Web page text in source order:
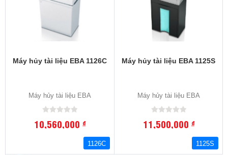
Máy hủy tài liệu EBA 1126C
Máy hủy tài liệu EBA
10,560,000đ
1126C
Máy hủy tài liệu EBA 1125S
Máy hủy tài liệu EBA
11,500,000đ
1125S